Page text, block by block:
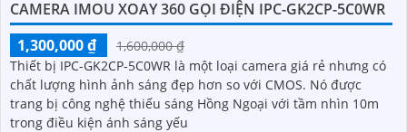
CAMERA IMOU XOAY 360 GỌI ĐIỆN IPC-GK2CP-5C0WR
1,300,000 ₫
1,600,000 ₫
Thiết bị IPC-GK2CP-5C0WR là một loại camera giá rẻ nhưng có
chất lượng hình ảnh sáng đẹp hơn so với CMOS. Nó được
trang bị công nghệ thiếu sáng Hồng Ngoại với tầm nhìn 10m
trong điều kiện ánh sáng yếu